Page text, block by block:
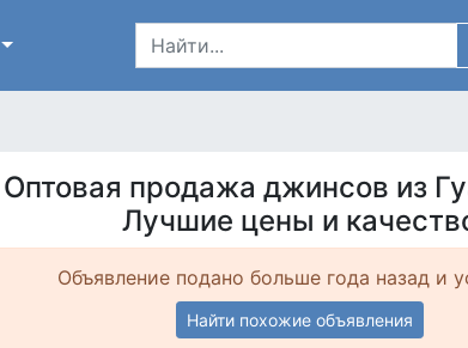
Оптовая продажа джинсов из
Лучшие цены и
Объявление подано больше года назад и
Найти похожие объявления